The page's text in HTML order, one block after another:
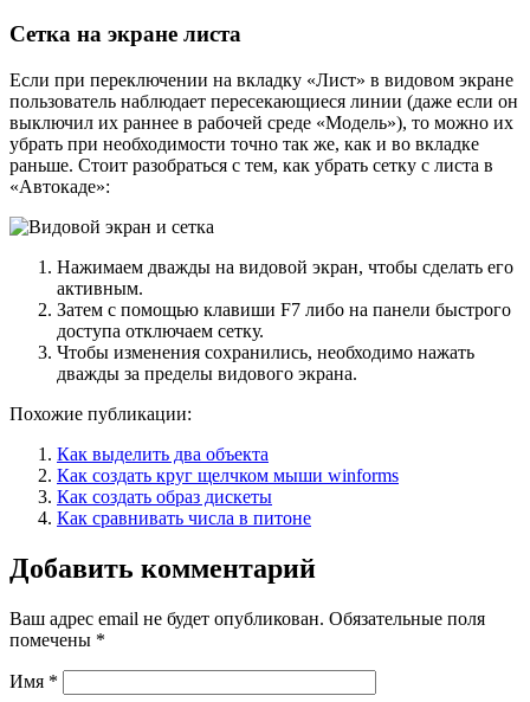
Сетка на экране листа
Если при переключении на вкладку «Лист» в видовом экране
пользователь наблюдает пересекающиеся линии (даже если он
выключил их раннее в рабочей среде «Модель»), то можно их
убрать при необходимости точно так же, как и во вкладке
раньше. Стоит разобраться с тем, как убрать сетку с листа в
«Автокаде»:
Нажимаем дважды на видовой экран, чтобы сделать его
активным.
Затем с помощью клавиши F7 либо на панели быстрого
доступа отключаем сетку.
Чтобы изменения сохранились, необходимо нажать
дважды за пределы видового экрана.
Похожие публикации:
Как выделить два объекта
Как создать круг щелчком мыши winforms
Как создать образ дискеты
Как сравнивать числа в питоне
Добавить комментарий
Ваш адрес email не будет опубликован. Обязательные поля
помечены *
Имя *